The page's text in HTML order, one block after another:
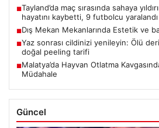
■Tayland’da maç sırasında sahaya
hayatını kaybetti, 9 futbolcu yaralandı
■Dış Mekan Mekanlarında Estetik ve
■Yaz sonrası cildinizi yenileyin: Ölü
doğal peeling tarifi
■Malatya’da Hayvan Otlatma
Müdahale
Güncel